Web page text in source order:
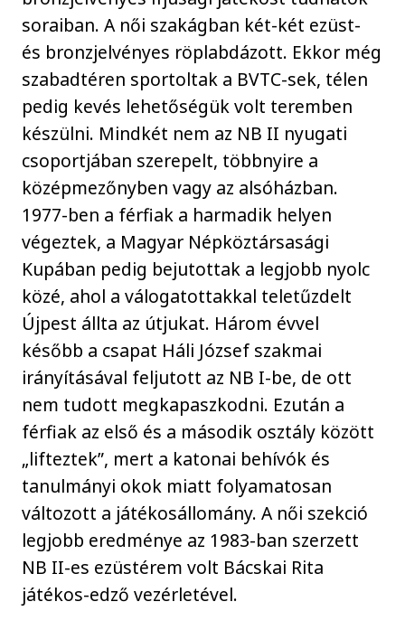
soraiban. A női szakágban két-két ezüst-
és bronzjelvényes röplabdázott. Ekkor még
szabadtéren sportoltak a BVTC-sek, télen
pedig kevés lehetőségük volt teremben
készülni. Mindkét nem az NB II nyugati
csoportjában szerepelt, többnyire a
középmezőnyben vagy az alsóházban.
1977-ben a férfiak a harmadik helyen
végeztek, a Magyar Népköztársasági
Kupában pedig bejutottak a legjobb nyolc
közé, ahol a válogatottakkal teletűzdelt
Újpest állta az útjukat. Három évvel
később a csapat Háli József szakmai
irányításával feljutott az NB I-be, de ott
nem tudott megkapaszkodni. Ezután a
férfiak az első és a második osztály között
„lifteztek”, mert a katonai behívók és
tanulmányi okok miatt folyamatosan
változott a játékosállomány. A női szekció
legjobb eredménye az 1983-ban szerzett
NB II-es ezüstérem volt Bácskai Rita
játékos-edző vezérletével.